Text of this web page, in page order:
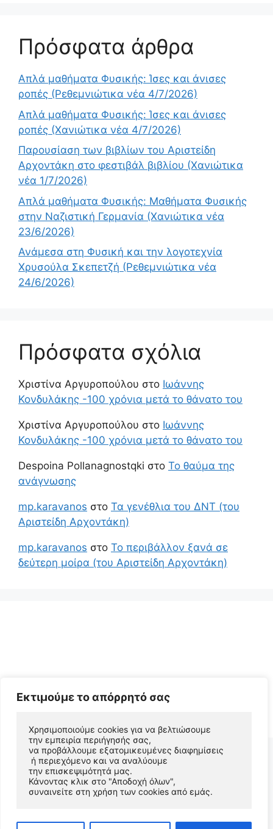
Εκτιμούμε το απόρρητό σας
Χρησιμοποιούμε cookies για να βελτιώσουμε
την εμπειρία περιήγησής σας,
να προβάλλουμε εξατομικευμένες διαφημίσεις
ή περιεχόμενο και να αναλύουμε
την επισκεψιμότητά μας.
Κάνοντας κλικ στο "Αποδοχή όλων",
συναινείτε στη χρήση των cookies από εμάς.
Πρόσφατα άρθρα
Απλά μαθήματα Φυσικής: Ίσες και άνισες
ροπές (Ρεθεμνιώτικα νέα 4/7/2026)
Απλά μαθήματα Φυσικής: Ίσες και άνισες
ροπές (Χανιώτικα νέα 4/7/2026)
Παρουσίαση των βιβλίων του Αριστείδη
Αρχοντάκη στο φεστιβάλ βιβλίου (Χανιώτικα
νέα 1/7/2026)
Απλά μαθήματα Φυσικής: Μαθήματα Φυσικής
στην Ναζιστική Γερμανία (Χανιώτικα νέα
23/6/2026)
Ανάμεσα στη Φυσική και την λογοτεχνία
Χρυσούλα Σκεπετζή (Ρεθεμνιώτικα νέα
24/6/2026)
Πρόσφατα σχόλια
Χριστίνα Αργυροπούλου στο Ιωάννης
Κονδυλάκης -100 χρόνια μετά το θάνατο του
Χριστίνα Αργυροπούλου στο Ιωάννης
Κονδυλάκης -100 χρόνια μετά το θάνατο του
Despoina Pollanagnostqki στο Το θαύμα της
ανάγνωσης
mp.karavanos στο Τα γενέθλια του ΔΝΤ (του
Αριστείδη Αρχοντάκη)
mp.karavanos στο Το περιβάλλον ξανά σε
δεύτερη μοίρα (του Αριστείδη Αρχοντάκη)
© 2026 Αριστείδης Αρχοντάκης Φυσικός Συγγραφέας